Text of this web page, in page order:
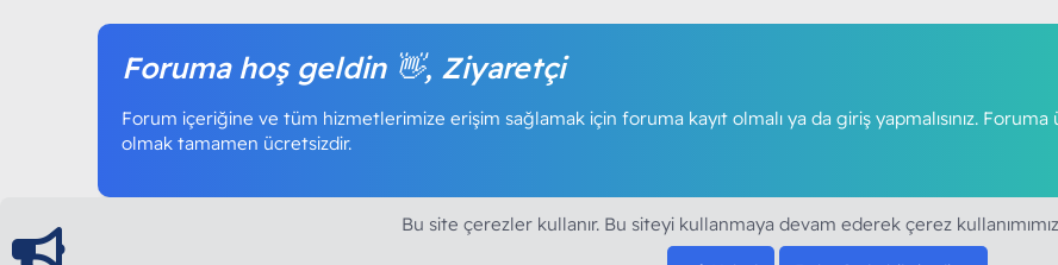
Foruma hoş geldin 👋, Ziyaretçi
Forum içeriğine ve tüm hizmetlerimize erişim sağlamak için foruma kayıt olmalı ya da giriş yapmalısınız. Foruma
olmak tamamen ücretsizdir.
Bu site çerezler kullanır. Bu siteyi kullanmaya devam ederek çerez